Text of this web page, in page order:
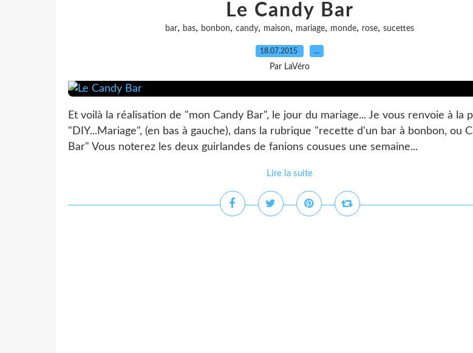
Le Candy Bar
bar, bas, bonbon, candy, maison, mariage, monde, rose, sucettes
18.07.2015 …
Par LaVéro
Et voilà la réalisation de "mon Candy Bar", le jour du mariage... Je vous renvoie à la
"DIY...Mariage", (en bas à gauche), dans la rubrique "recette d'un bar à bonbon, ou
Bar" Vous noterez les deux guirlandes de fanions cousues une semaine...
Lire la suite